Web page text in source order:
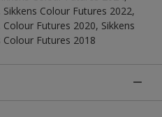
Colour Futures 2022,
Futures 2020, Sikkens
Futures 2018